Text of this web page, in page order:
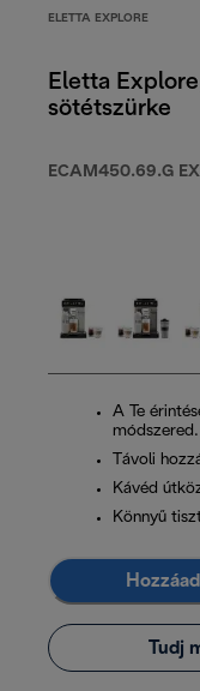
ELETTA EXPLORE
Eletta
sötétszürke
ECAM450.69.G
A Te
módszered.
Távoli
Kávéd
Könnyű
Tudj